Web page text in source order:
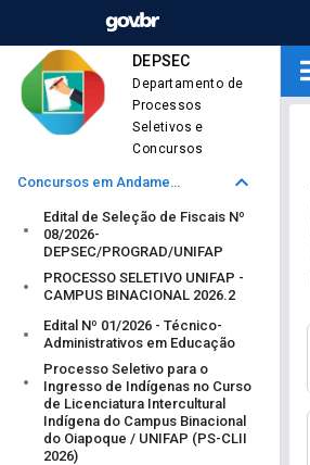
DEPSEC
Departamento de
Processos
Seletivos e
Concursos
Concursos em Andamento
Edital de Seleção de Fiscais Nº
08/2026-
DEPSEC/PROGRAD/UNIFAP
PROCESSO SELETIVO UNIFAP -
CAMPUS BINACIONAL 2026.2
Edital Nº 01/2026 - Técnico-
Administrativos em Educação
Processo Seletivo para o
Ingresso de Indígenas no Curso
de Licenciatura Intercultural
Indígena do Campus Binacional
do Oiapoque / UNIFAP (PS-CLII
2026)